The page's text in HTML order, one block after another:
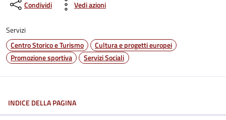
Condividi Vedi azioni
Servizi
Centro Storico e Turismo
Cultura e progetti europei
Promozione sportiva
Servizi Sociali
INDICE DELLA PAGINA